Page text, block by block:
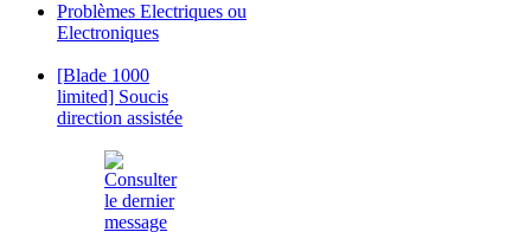
Problèmes Electriques ou
Electroniques
[Blade 1000
limited] Soucis
direction assistée